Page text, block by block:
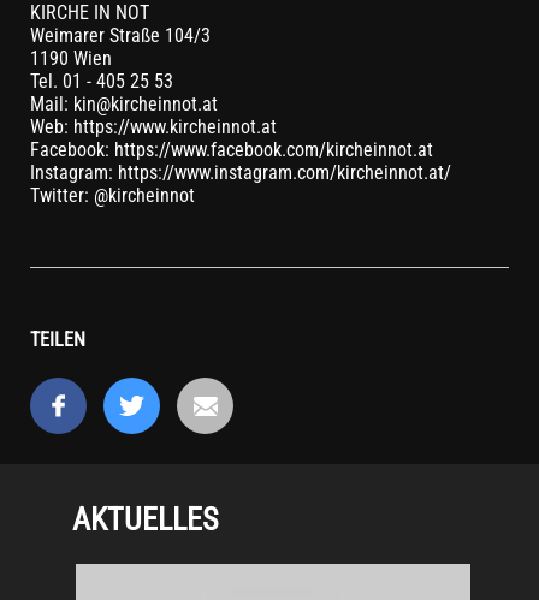
KIRCHE IN NOT
Weimarer Straße 104/3
1190 Wien
Tel. 01 - 405 25 53
Mail: kin@kircheinnot.at
Web: https://www.kircheinnot.at
Facebook: https://www.facebook.com/kircheinnot.at
Instagram: https://www.instagram.com/kircheinnot.at/
Twitter: @kircheinnot
TEILEN
AKTUELLES